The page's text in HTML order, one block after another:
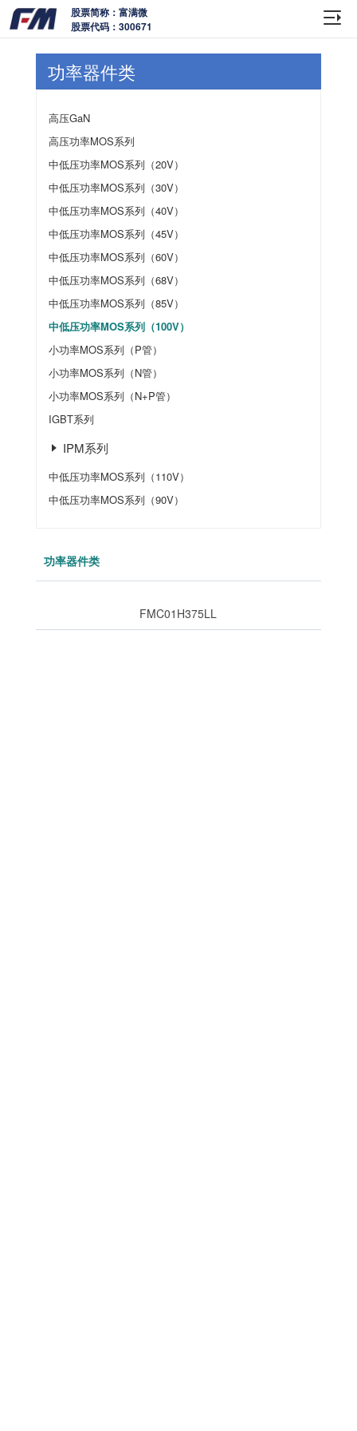
股票简称：富满微
股票代码：300671
功率器件类
高压GaN
高压功率MOS系列
中低压功率MOS系列（20V）
中低压功率MOS系列（30V）
中低压功率MOS系列（40V）
中低压功率MOS系列（45V）
中低压功率MOS系列（60V）
中低压功率MOS系列（68V）
中低压功率MOS系列（85V）
中低压功率MOS系列（100V）
小功率MOS系列（P管）
小功率MOS系列（N管）
小功率MOS系列（N+P管）
IGBT系列
IPM系列
中低压功率MOS系列（110V）
中低压功率MOS系列（90V）
功率器件类
FMC01H375LL